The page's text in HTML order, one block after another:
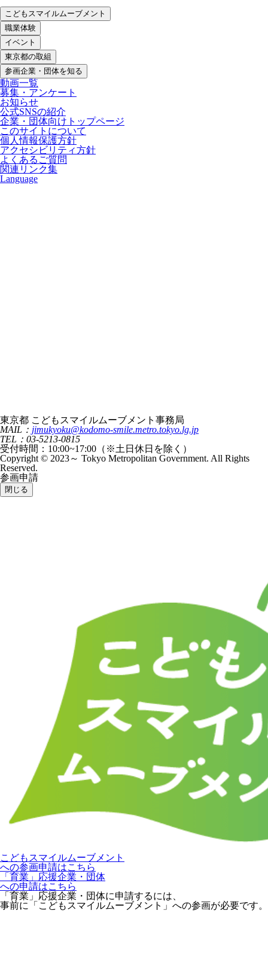
こどもスマイルムーブメント
職業体験
イベント
東京都の取組
参画企業・団体を知る
動画一覧
募集・アンケート
お知らせ
公式SNSの紹介
企業・団体向けトップページ
このサイトについて
個人情報保護方針
アクセシビリティ方針
よくあるご質問
関連リンク集
Language
東京都 こどもスマイルムーブメント事務局
MAIL： jimukyoku@kodomo-smile.metro.tokyo.lg.jp
TEL：03-5213-0815
受付時間：10:00~17:00（※土日休日を除く）
Copyright © 2023～ Tokyo Metropolitan Government. All Rights
Reserved.
参画申請
閉じる
こどもスマイルムーブメント
への参画申請はこちら
「育業」応援企業・団体
への申請はこちら
「育業」応援企業・団体に申請するには、
事前に「こどもスマイルムーブメント」への参画が必要です。